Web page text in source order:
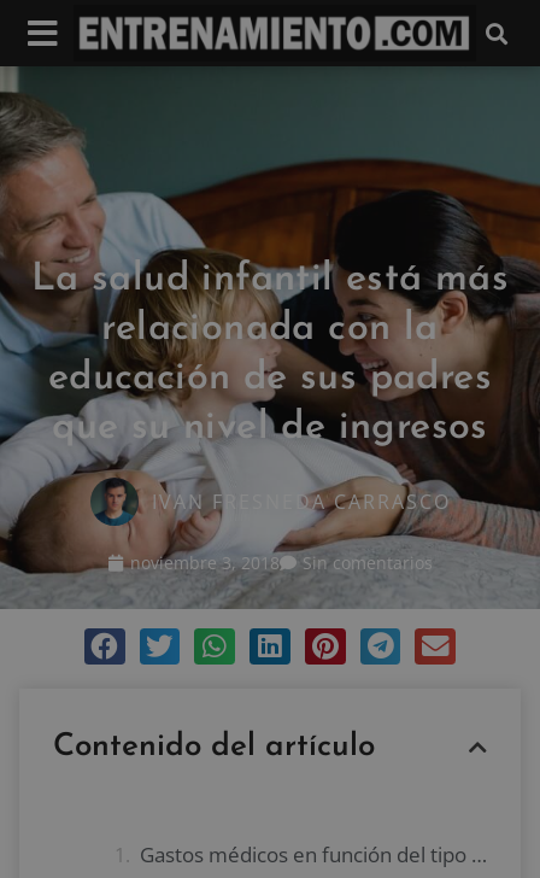
La salud infantil está más
relacionada con la
educación de sus padres
que su nivel de ingresos
IVAN FRESNEDA CARRASCO
noviembre 3, 2018 Sin comentarios
Contenido del artículo
Gastos médicos en función del tipo de familia